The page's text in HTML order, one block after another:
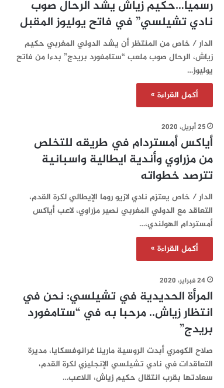
رسميا…حكيم زياش يشد الرحال صوب
نادي تشيلسي” في فاتح يوليوز المقبل
الدار / خاص من المنتظر أن يشد الدولي المغربي حكيم
زياش، الرحال صوب ملعب “ستامفورد بريدج” بدءا من فاتح
يوليوز…
أكمل القراءة »
25 أبريل، 2020
أياكس أمستردام في طريقه للتخلص
من مزراوي وأندية ايطالية واسبانية
تترصد خطواته
الدار / خاص يعتزم نادي لازيو روما الإيطالي لكرة القدم،
التعاقد مع الدولي المغربي نصير مزراوي، لاعب أياكس
أمستردام الهولندي،…
أكمل القراءة »
24 فبراير، 2020
المرأة الحديدية في تشيلسي: نحن في
انتظار زياش.. مرحبا به في “ستامفورد
بريدج”
صلاح الكومري أبدت الروسية مارينا غرانوفسكايا، مديرة
التعاقدات في نادي تشيلسي الإنجليزي لكرة القدم،
سعادتها بقرب انتقال حكيم زياش، اللاعب…